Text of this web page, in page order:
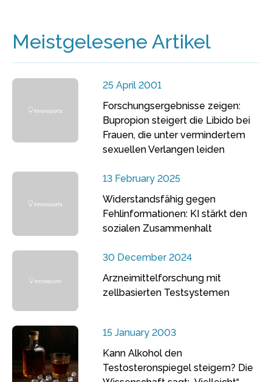
Meistgelesene Artikel
25 April 2001
Forschungsergebnisse zeigen:
Bupropion steigert die Libido bei
Frauen, die unter vermindertem
sexuellen Verlangen leiden
13 February 2025
Widerstandsfähig gegen
Fehlinformationen: KI stärkt den
sozialen Zusammenhalt
30 December 2024
Arzneimittelforschung mit
zellbasierten Testsystemen
15 January 2003
Kann Alkohol den
Testosteronspiegel steigern? Die